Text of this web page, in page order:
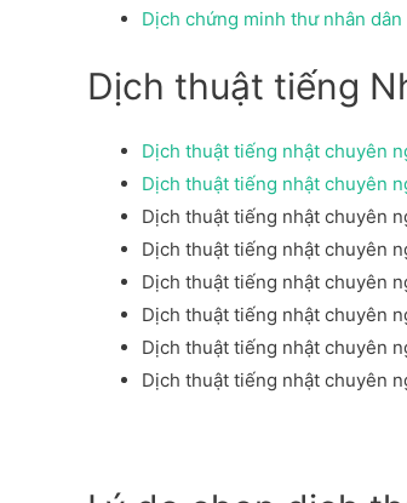
Dịch chứng minh thư nhân
Dịch thuật tiếng
Dịch thuật tiếng nhật chuyên
Dịch thuật tiếng nhật chuyên
Dịch thuật tiếng nhật chuyên
Dịch thuật tiếng nhật chuyên
Dịch thuật tiếng nhật chuyên
Dịch thuật tiếng nhật chuyên
Dịch thuật tiếng nhật chuyên
Dịch thuật tiếng nhật chuyên